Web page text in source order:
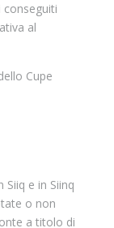
conseguiti
al
Cupe
Siiq e in Siinq
o non
a titolo di